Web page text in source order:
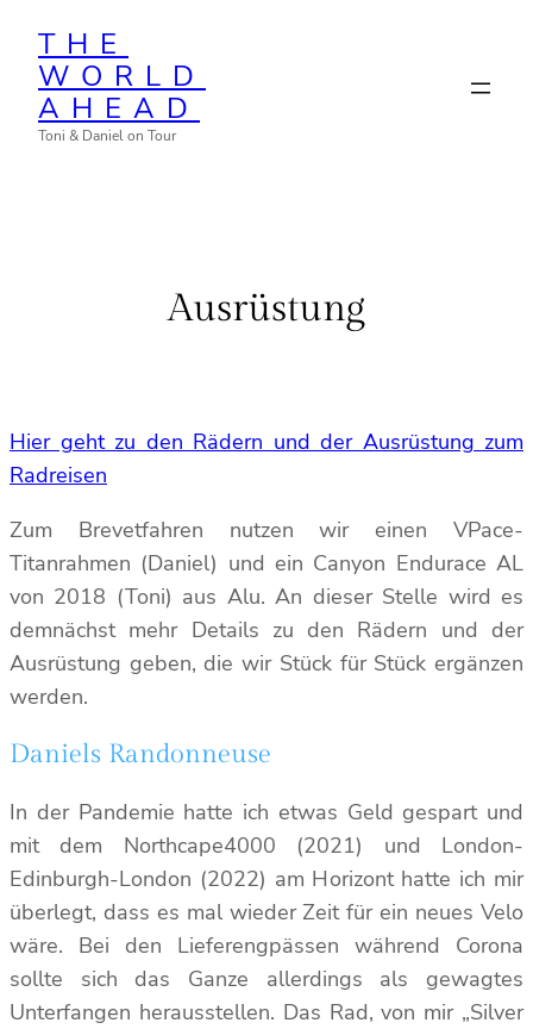
Inhalt
springen
THE
WORLD
AHEAD
Toni & Daniel on Tour
Ausrüstung
Hier geht zu den Rädern und der Ausrüstung zum
Radreisen
Zum Brevetfahren nutzen wir einen VPace-
Titanrahmen (Daniel) und ein Canyon Endurace AL
von 2018 (Toni) aus Alu. An dieser Stelle wird es
demnächst mehr Details zu den Rädern und der
Ausrüstung geben, die wir Stück für Stück ergänzen
werden.
Daniels Randonneuse
In der Pandemie hatte ich etwas Geld gespart und
mit dem Northcape4000 (2021) und London-
Edinburgh-London (2022) am Horizont hatte ich mir
überlegt, dass es mal wieder Zeit für ein neues Velo
wäre. Bei den Lieferengpässen während Corona
sollte sich das Ganze allerdings als gewagtes
Unterfangen herausstellen. Das Rad, von mir „Silver